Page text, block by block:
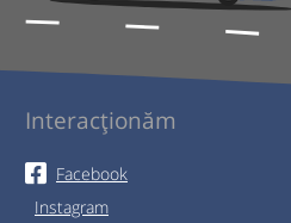
Interacționăm
Facebook
Instagram